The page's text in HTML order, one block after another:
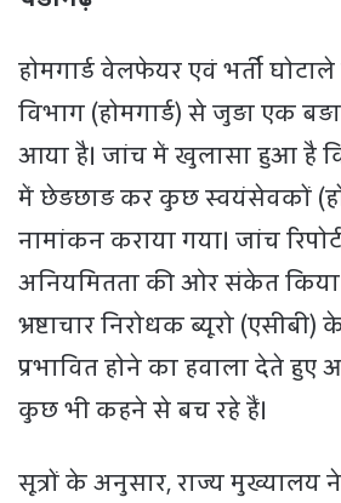
होमगार्ड वेलफेयर एवं भर्ती
विभाग (होमगार्ड) से जुड़ा एक
आया है। जांच में खुलासा हुआ है कि
में छेड़छाड़ कर कुछ स्वयंसेवकों
नामांकन कराया गया। जांच
अनियमितता की ओर संकेत किया
भ्रष्टाचार निरोधक ब्यूरो
प्रभावित होने का हवाला देते हुए
कुछ भी कहने से बच रहे हैं।
सूत्रों के अनुसार, राज्य मुख्यालय